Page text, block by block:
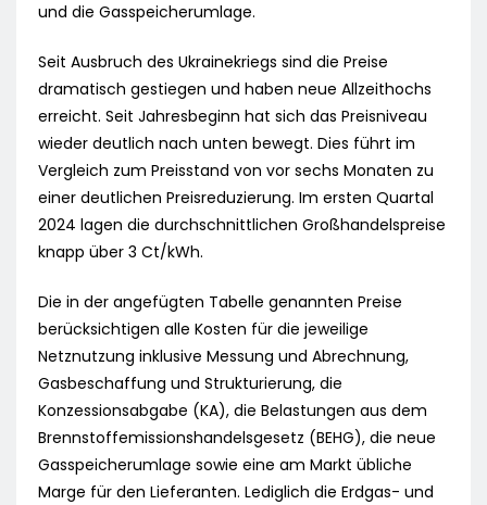
und die Gasspeicherumlage.
Seit Ausbruch des Ukrainekriegs sind die Preise
dramatisch gestiegen und haben neue Allzeithochs
erreicht. Seit Jahresbeginn hat sich das Preisniveau
wieder deutlich nach unten bewegt. Dies führt im
Vergleich zum Preisstand von vor sechs Monaten zu
einer deutlichen Preisreduzierung. Im ersten Quartal
2024 lagen die durchschnittlichen Großhandelspreise
knapp über 3 Ct/kWh.
Die in der angefügten Tabelle genannten Preise
berücksichtigen alle Kosten für die jeweilige
Netznutzung inklusive Messung und Abrechnung,
Gasbeschaffung und Strukturierung, die
Konzessionsabgabe (KA), die Belastungen aus dem
Brennstoffemissionshandelsgesetz (BEHG), die neue
Gasspeicherumlage sowie eine am Markt übliche
Marge für den Lieferanten. Lediglich die Erdgas- und